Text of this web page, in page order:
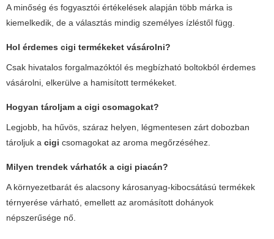
A minőség és fogyasztói értékelések alapján több márka is
kiemelkedik, de a választás mindig személyes ízléstől függ.
Hol érdemes cigi termékeket vásárolni?
Csak hivatalos forgalmazóktól és megbízható boltokból érdemes
vásárolni, elkerülve a hamisított termékeket.
Hogyan tároljam a cigi csomagokat?
Legjobb, ha hűvös, száraz helyen, légmentesen zárt dobozban
tároljuk a cigi csomagokat az aroma megőrzéséhez.
Milyen trendek várhatók a cigi piacán?
A környezetbarát és alacsony károsanyag-kibocsátású termékek
térnyerése várható, emellett az aromásított dohányok
népszerűsége nő.